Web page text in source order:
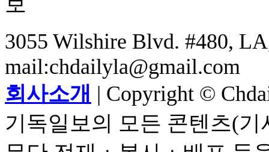
3055 Wilshire Blvd. #480,
mail:chdailyla@gmail.com
회사소개 | Copyright ©
기독일보의 모든 콘텐츠(